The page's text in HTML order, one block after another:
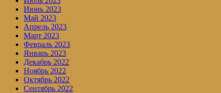
Июнь 2023
Май 2023
Апрель 2023
Март 2023
Февраль 2023
Январь 2023
Декабрь 2022
Ноябрь 2022
Октябрь 2022
Сентябрь 2022